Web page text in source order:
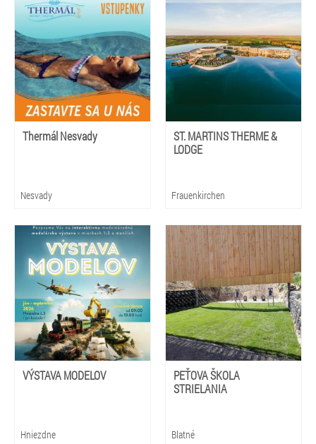
Thermál Nesvady
Nesvady
ST. MARTINS THERME &
LODGE
Frauenkirchen
VÝSTAVA MODELOV
Hniezdne
PEŤOVA ŠKOLA
STRIELANIA
Blatné